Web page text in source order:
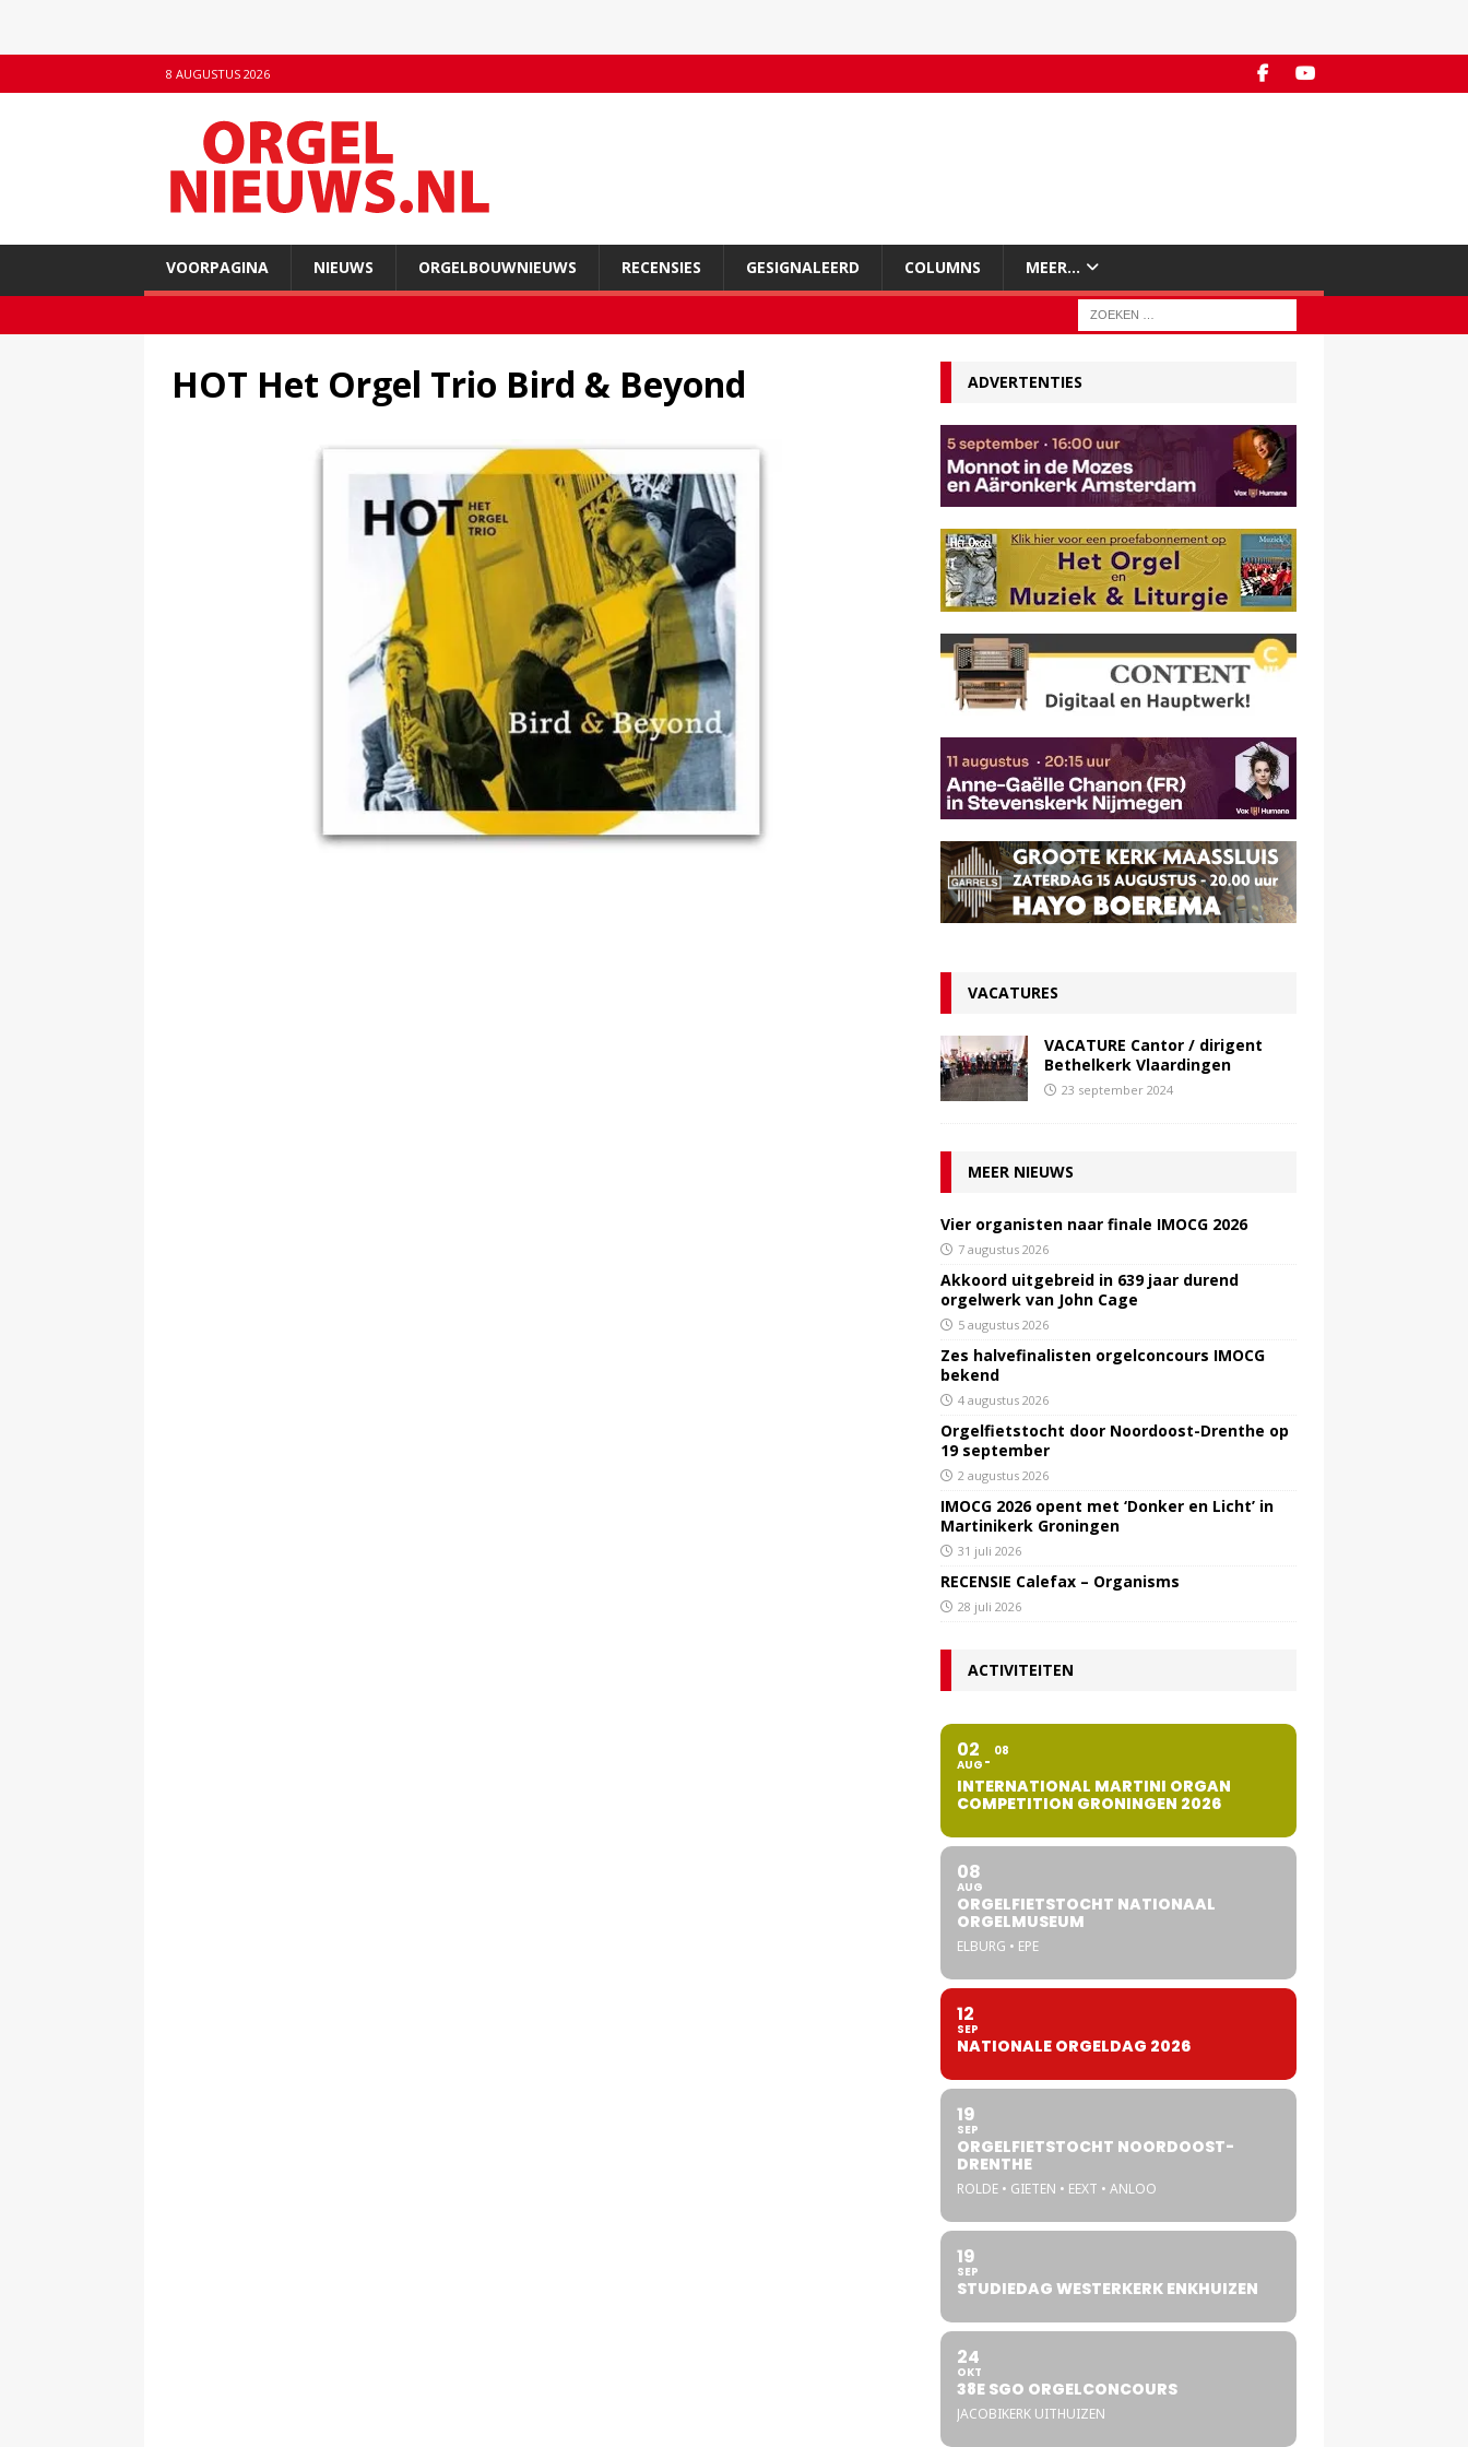
8 AUGUSTUS 2026
VOORPAGINA NIEUWS ORGELBOUWNIEUWS RECENSIES GESIGNALEERD COLUMNS MEER…
HOT Het Orgel Trio Bird & Beyond ADVERTENTIES
VACATURES
VACATURE Cantor / dirigent
Bethelkerk Vlaardingen
23 september 2024
MEER NIEUWS
Vier organisten naar finale IMOCG 2026
7 augustus 2026
Akkoord uitgebreid in 639 jaar durend
orgelwerk van John Cage
5 augustus 2026
Zes halvefinalisten orgelconcours IMOCG
bekend
4 augustus 2026
Orgelfietstocht door Noordoost-Drenthe op
19 september
2 augustus 2026
IMOCG 2026 opent met ‘Donker en Licht’ in
Martinikerk Groningen
31 juli 2026
RECENSIE Calefax – Organisms
28 juli 2026
ACTIVITEITEN
02
AUG
08
INTERNATIONAL MARTINI ORGAN
COMPETITION GRONINGEN 2026
08
AUG
ORGELFIETSTOCHT NATIONAAL
ORGELMUSEUM
ELBURG • EPE
12
SEP
NATIONALE ORGELDAG 2026
19
SEP
ORGELFIETSTOCHT NOORDOOST-
DRENTHE
ROLDE • GIETEN • EEXT • ANLOO
19
SEP
STUDIEDAG WESTERKERK ENKHUIZEN
24
OKT
38E SGO ORGELCONCOURS
JACOBIKERK UITHUIZEN